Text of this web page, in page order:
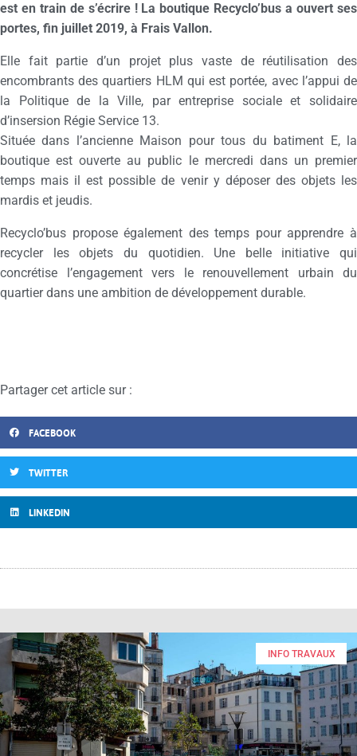
est en train de s’écrire ! La boutique Recyclo’bus a ouvert ses
portes, fin juillet 2019, à Frais Vallon.
Elle fait partie d’un projet plus vaste de réutilisation des
encombrants des quartiers HLM qui est portée, avec l’appui de
la Politique de la Ville, par entreprise sociale et solidaire
d’insersion Régie Service 13.
Située dans l’ancienne Maison pour tous du batiment E, la
boutique est ouverte au public le mercredi dans un premier
temps mais il est possible de venir y déposer des objets les
mardis et jeudis.
Recyclo’bus propose également des temps pour apprendre à
recycler les objets du quotidien. Une belle initiative qui
concrétise l’engagement vers le renouvellement urbain du
quartier dans une ambition de développement durable.
Partager cet article sur :
FACEBOOK
TWITTER
LINKEDIN
INFO TRAVAUX